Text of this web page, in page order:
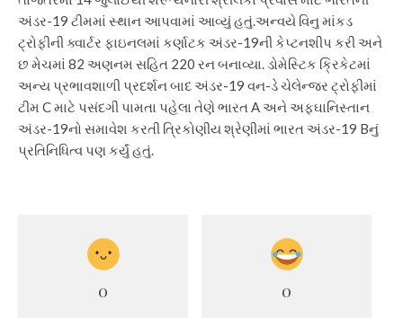
અંડર-19 ટીમમાં સ્થાન આપવામાં આવ્યું હતું.અન્વયે વિનુ માંકડ
ટ્રોફીની ક્વાર્ટર ફાઇનલમાં કર્ણાટક અંડર-19ની કેપ્ટનશીપ કરી અને
છ મેચમાં 82 અણનમ સહિત 220 રન બનાવ્યા. ડોમેસ્ટિક ક્રિકેટમાં
અન્ય પ્રભાવશાળી પ્રદર્શન બાદ અંડર-19 વન-ડે ચેલેન્જર ટ્રોફીમાં
ટીમ C માટે પસંદગી પામતા પહેલા તેણે ભારત A અને અફઘાનિસ્તાન
અંડર-19નો સમાવેશ કરતી ત્રિકોણીય શ્રેણીમાં ભારત અંડર-19 Bનું
પ્રતિનિધિત્વ પણ કર્યું હતું.
0 0